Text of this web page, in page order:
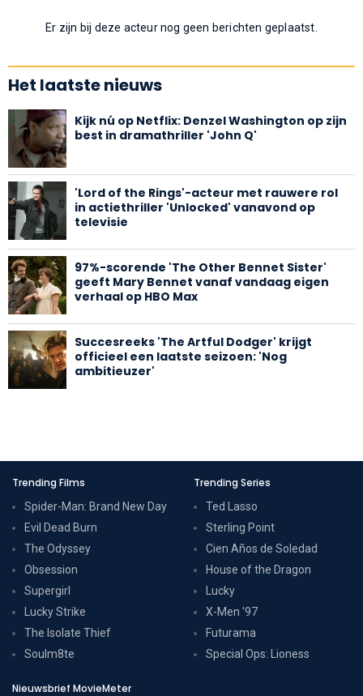
Er zijn bij deze acteur nog geen berichten geplaatst.
Het laatste nieuws
Kijk nú op Netflix: Denzel Washington op zijn
best in dramathriller 'John Q'
'Lord of the Rings'-acteur met rauwere rol
in actiethriller 'Unlocked' vanavond op
televisie
97%-scorende 'The Other Bennet Sister'
geeft Mary Bennet vanaf vandaag eigen
verhaal op HBO Max
Succesreeks 'The Artful Dodger' krijgt
officieel een laatste seizoen: 'Nog
ambitieuzer'
Trending Films
Spider-Man: Brand New Day
Evil Dead Burn
The Odyssey
Obsession
Supergirl
Lucky Strike
The Isolate Thief
Soulm8te
Trending Series
Ted Lasso
Sterling Point
Cien Años de Soledad
House of the Dragon
Lucky
X-Men '97
Futurama
Special Ops: Lioness
Nieuwsbrief MovieMeter